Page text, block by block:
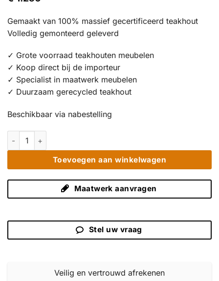
Gemaakt van 100% massief gecertificeerd teakhout
Volledig gemonteerd geleverd
✓ Grote voorraad teakhouten meubelen
✓ Koop direct bij de importeur
✓ Specialist in maatwerk meubelen
✓ Duurzaam gerecycled teakhout
Beschikbaar via nabestelling
Teak Vakkenkast Oud Hout - Open Boekenkast 125 x 35 x 234
Toevoegen aan winkelwagen
Maatwerk aanvragen
Stel uw vraag
Veilig en vertrouwd afrekenen